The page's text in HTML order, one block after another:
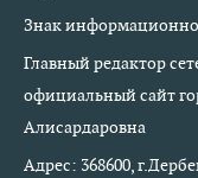
Знак
Главный редактор
официальный сайт
Алисардаровна
Адрес: 368600,